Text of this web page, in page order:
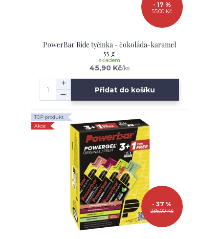
55,00 Kč
- 17 %
PowerBar Ride tyčinka - čokoláda-karamel
55 g
45,90 Kč/ks
skladem
Přidat do košíku
TOP produkt
Akce
236,00 Kč
- 37 %